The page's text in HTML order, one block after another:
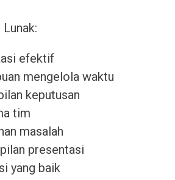
efektif
mengelola waktu
keputusan
tim
masalah
presentasi
yang baik